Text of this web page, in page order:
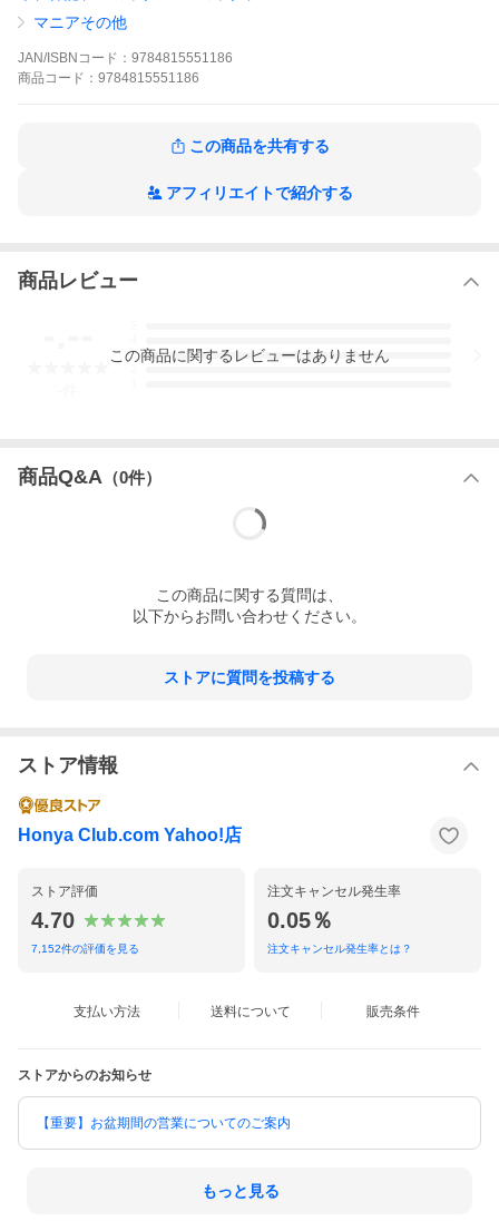
内容情報
シンデレラのような彼を救う愛になる。
そんな芽衣がようやく恋した相手は絵本の王子様みたいに紳士で
20も上のおじさん！ 既婚！！ 妻帯者！！！
そんなに堕ちてる日並さん…
イイねがもらえる恋じゃない。
でも好きってそんな理屈じゃない！
ハピきゅんチャージ新婚ごっこラブ
【収録内容】
本編1話〜7話
田中森よこた
マニアその他
JAN/ISBNコード： 9784815551186
商品 コード： 9784815551186
この商品を共有する
アフィリエイトで紹介する
商品レビュー
3
この商品に関するレビューはありません
商品Q&A （0件）
この商品に関する質問は、
以下からお問い合わせください。
ストアに質問を投稿する
ストア情報
Honya Club.com Yahoo!店
ストア評価
4.70
7,152件の評価を見る
注文キャンセル発生率
0.05％
注文キャンセル発生率とは？
支払い方法 送料について 販売条件
ストアからのお知らせ
【重要】お盆期間の営業についてのご案内
もっと見る